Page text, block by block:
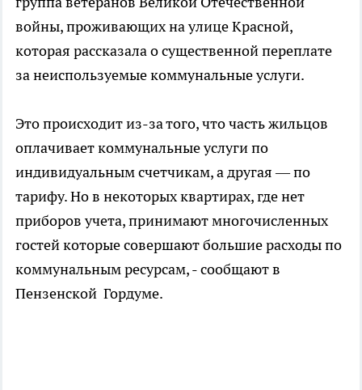
войны, проживающих на улице Красной,
которая рассказала о существенной переплате
за неиспользуемые коммунальные услуги.
Это происходит из-за того, что часть жильцов
оплачивает коммунальные услуги по
индивидуальным счетчикам, а другая — по
тарифу. Но в некоторых квартирах, где нет
приборов учета, принимают многочисленных
гостей которые совершают большие расходы по
коммунальным ресурсам, - сообщают в
Пензенской Гордуме.